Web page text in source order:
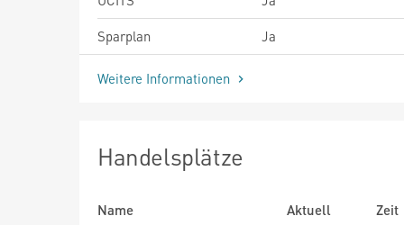
Sparplan
Ja
Weitere Informationen
Handelsplätze
Name Aktuell
Zeit